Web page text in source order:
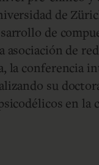
de
de
asociación de
la conferencia
su
en la